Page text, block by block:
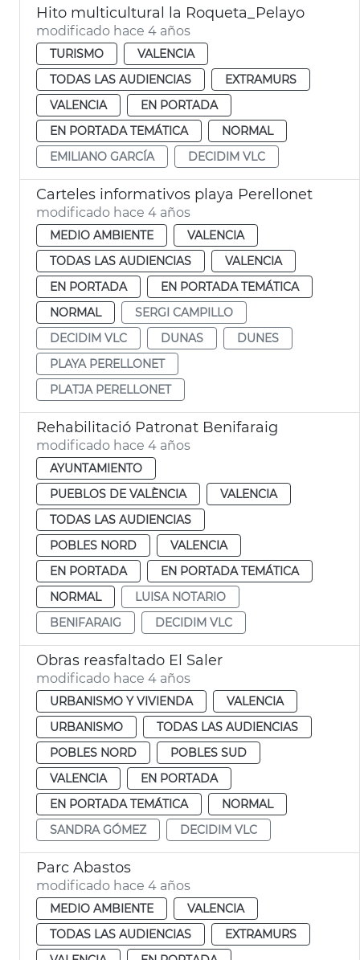
Hito multicultural la Roqueta_Pelayo
modificado hace 4 años
TURISMO
VALENCIA
TODAS LAS AUDIENCIAS
EXTRAMURS
VALENCIA
EN PORTADA
EN PORTADA TEMÁTICA
NORMAL
EMILIANO GARCÍA
DECIDIM VLC
Carteles informativos playa Perellonet
modificado hace 4 años
MEDIO AMBIENTE
VALENCIA
TODAS LAS AUDIENCIAS
VALENCIA
EN PORTADA
EN PORTADA TEMÁTICA
NORMAL
SERGI CAMPILLO
DECIDIM VLC
DUNAS
DUNES
PLAYA PERELLONET
PLATJA PERELLONET
Rehabilitació Patronat Benifaraig
modificado hace 4 años
AYUNTAMIENTO
PUEBLOS DE VALÈNCIA
VALENCIA
TODAS LAS AUDIENCIAS
POBLES NORD
VALENCIA
EN PORTADA
EN PORTADA TEMÁTICA
NORMAL
LUISA NOTARIO
BENIFARAIG
DECIDIM VLC
Obras reasfaltado El Saler
modificado hace 4 años
URBANISMO Y VIVIENDA
VALENCIA
URBANISMO
TODAS LAS AUDIENCIAS
POBLES NORD
POBLES SUD
VALENCIA
EN PORTADA
EN PORTADA TEMÁTICA
NORMAL
SANDRA GÓMEZ
DECIDIM VLC
Parc Abastos
modificado hace 4 años
MEDIO AMBIENTE
VALENCIA
TODAS LAS AUDIENCIAS
EXTRAMURS